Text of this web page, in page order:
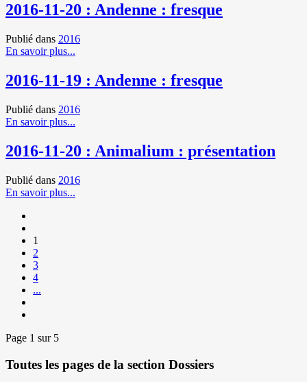
2016-11-20 : Andenne : fresque
Publié dans 2016
En savoir plus...
2016-11-19 : Andenne : fresque
Publié dans 2016
En savoir plus...
2016-11-20 : Animalium : présentation
Publié dans 2016
En savoir plus...
1
2
3
4
...
Page 1 sur 5
Toutes les pages de la section Dossiers